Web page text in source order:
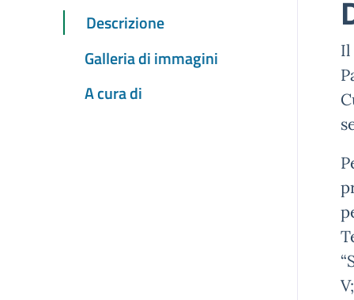
Descrizione
Galleria di immagini
A cura di
Il